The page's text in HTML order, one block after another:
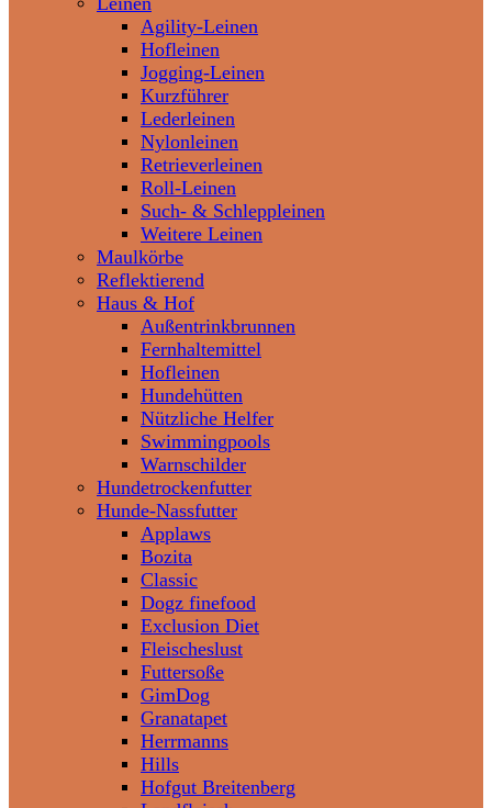
Agility-Leinen
Hofleinen
Jogging-Leinen
Kurzführer
Lederleinen
Nylonleinen
Retrieverleinen
Roll-Leinen
Such- & Schleppleinen
Weitere Leinen
Maulkörbe
Reflektierend
Haus & Hof
Außentrinkbrunnen
Fernhaltemittel
Hofleinen
Hundehütten
Nützliche Helfer
Swimmingpools
Warnschilder
Hundetrockenfutter
Hunde-Nassfutter
Applaws
Bozita
Classic
Dogz finefood
Exclusion Diet
Fleischeslust
Futtersoße
GimDog
Granatapet
Herrmanns
Hills
Hofgut Breitenberg